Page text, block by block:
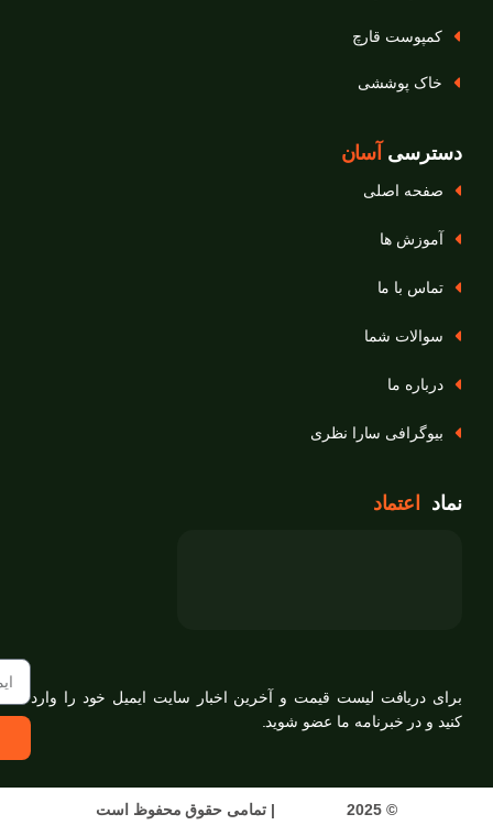
کمپوست قارچ
خاک پوششی
دسترسی آسان
صفحه اصلی
آموزش ها
تماس با ما
سوالات شما
درباره ما
بیوگرافی سارا نظری
نماد اعتماد
برای دریافت لیست قیمت و آخرین اخبار سایت ایمیل خود را وارد
کنید و در خبرنامه ما عضو شوید.
© 2025
| تمامی حقوق محفوظ است